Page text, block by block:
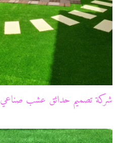
شركة تصميم حدائق عشب صناعي 60089115